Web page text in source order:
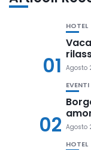
01
HOTEL
Agosto
02
EVENTI
Agosto
HOTEL